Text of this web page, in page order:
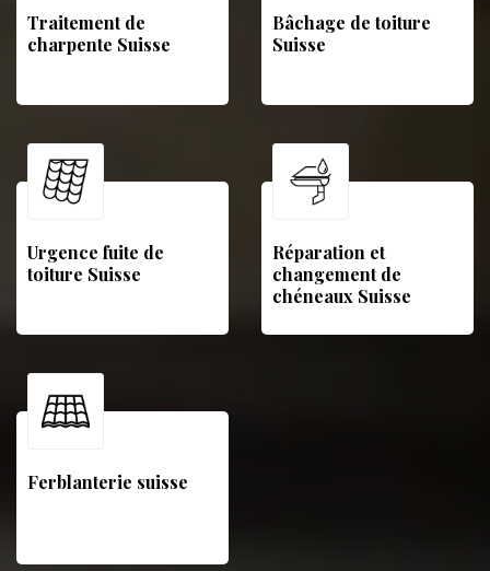
Traitement de
charpente Suisse
Bâchage de toiture
Suisse
Urgence fuite de
toiture Suisse
Réparation et
changement de
chéneaux Suisse
Ferblanterie suisse